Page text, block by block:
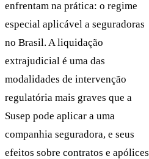
enfrentam na prática: o regime
especial aplicável a seguradoras
no Brasil. A liquidação
extrajudicial é uma das
modalidades de intervenção
regulatória mais graves que a
Susep pode aplicar a uma
companhia seguradora, e seus
efeitos sobre contratos e apólices